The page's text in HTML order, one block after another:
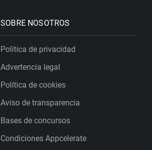
SOBRE NOSOTROS
Política de privacidad
Advertencia legal
Política de cookies
Aviso de transparencia
Bases de concursos
Condiciones Appcelerate